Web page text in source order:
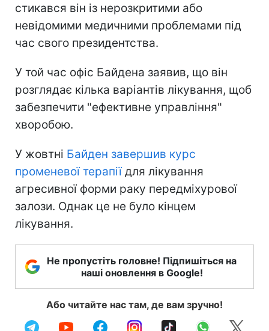
стикався він із нерозкритими або
невідомими медичними проблемами під
час свого президентства.
У той час офіс Байдена заявив, що він
розглядає кілька варіантів лікування, щоб
забезпечити "ефективне управління"
хворобою.
У жовтні Байден завершив курс
променевої терапіїдля лікування
агресивної форми раку передміхурової
залози. Однак це не було кінцем
лікування.
Не пропустіть головне! Підпишіться на
наші оновлення в Google!
Або читайте нас там, де вам зручно!